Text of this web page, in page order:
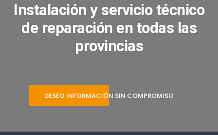
Instalación y servicio técnico
de reparación en todas las
provincias
DESEO INFORMACIÓN SIN COMPROMISO